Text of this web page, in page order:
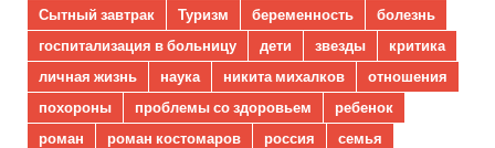
Сытный завтрак
Туризм беременность
болезнь
госпитализация в больницу
дети звезды
критика
личная жизнь
наука никита михалков
отношения
похороны
проблемы со здоровьем
ребенок
роман
роман костомаров россия
семья